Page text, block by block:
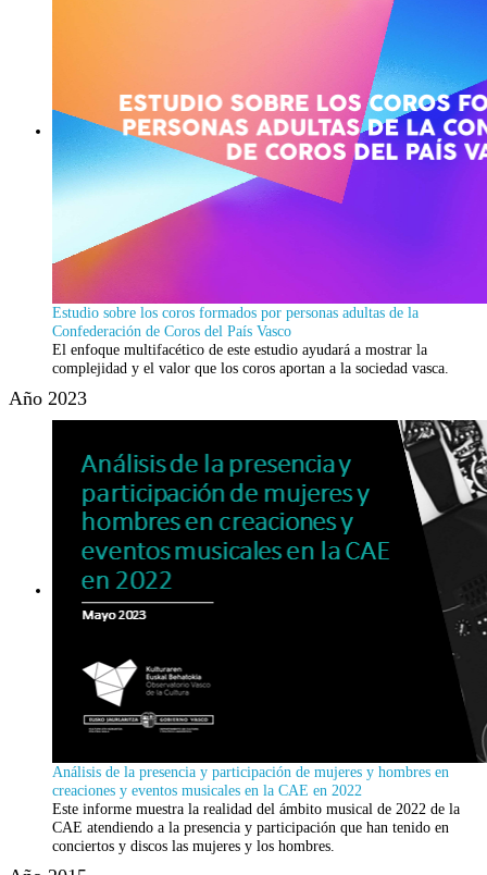
Estudio sobre los coros formados por personas adultas de la
Confederación de Coros del País Vasco
El enfoque multifacético de este estudio ayudará a mostrar la
complejidad y el valor que los coros aportan a la sociedad vasca.
Año 2023
Análisis de la presencia y participación de mujeres y hombres en
creaciones y eventos musicales en la CAE en 2022
Este informe muestra la realidad del ámbito musical de 2022 de la
CAE atendiendo a la presencia y participación que han tenido en
conciertos y discos las mujeres y los hombres.